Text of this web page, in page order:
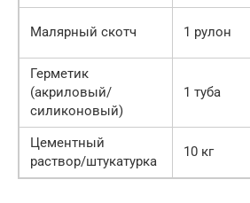
Малярный скотч 1 рулон
Герметик
(акриловый/
силиконовый)
1 туба
Цементный
раствор/штукатурка
10 кг